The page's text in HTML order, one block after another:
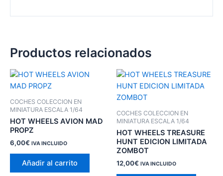
Productos relacionados
COCHES COLECCION EN
MINIATURA ESCALA 1/64
HOT WHEELS AVION MAD
PROPZ
6,00€ IVA INCLUIDO
Añadir al carrito
COCHES COLECCION EN
MINIATURA ESCALA 1/64
HOT WHEELS TREASURE
HUNT EDICION LIMITADA
ZOMBOT
12,00€ IVA INCLUIDO